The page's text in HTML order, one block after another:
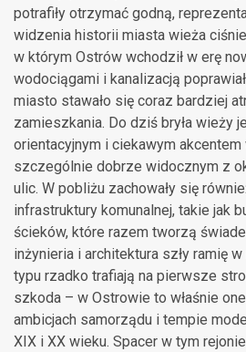
potrafiły otrzymać godną,
widzenia historii miasta wieża
w którym Ostrów wchodził w erę
wodociągami i kanalizacją
miasto stawało się coraz bardziej
zamieszkania. Do dziś bryła wieży
orientacyjnym i ciekawym
szczególnie dobrze widocznym z
ulic. W pobliżu zachowały się
infrastruktury komunalnej, takie jak
ścieków, które razem tworzą
inżynieria i architektura szły ramię
typu rzadko trafiają na pierwsze
szkoda – w Ostrowie to właśnie
ambicjach samorządu i tempie
XIX i XX wieku. Spacer w tym